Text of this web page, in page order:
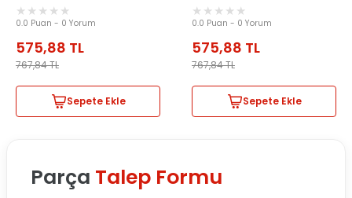
0.0 Puan - 0 Yorum
575,88 TL
767,84TL
Sepete Ekle
0.0 Puan - 0 Yorum
575,88 TL
767,84TL
Sepete Ekle
Parça Talep Formu